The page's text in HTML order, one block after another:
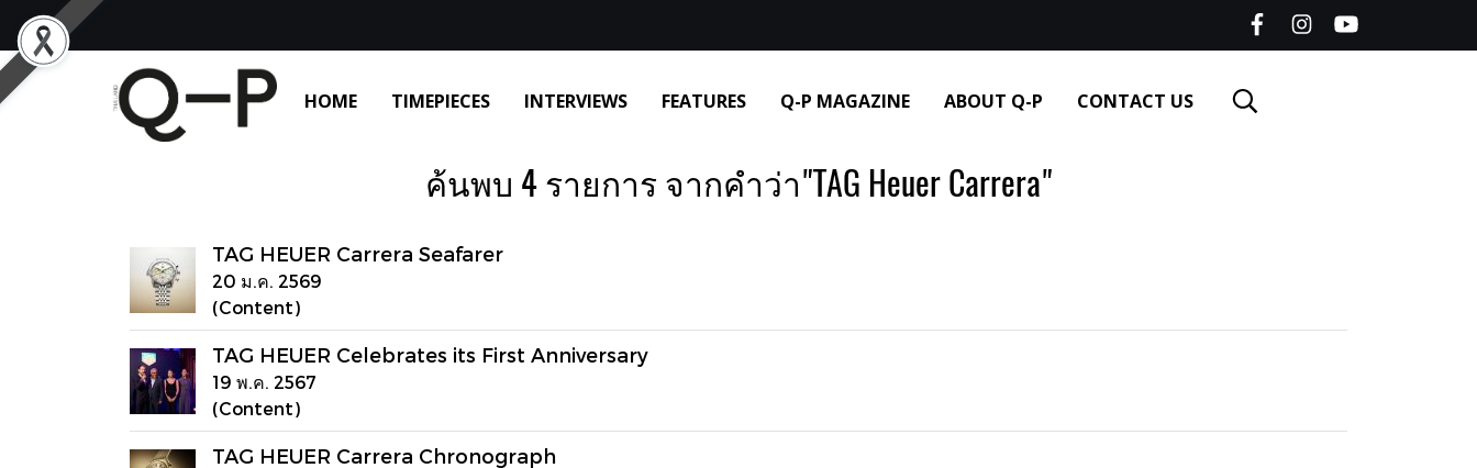
HOME TIMEPIECES INTERVIEWS FEATURES Q-P MAGAZINE ABOUT Q-P CONTACT US
ค้นพบ 4 รายการ จากคำว่า"TAG Heuer Carrera"
TAG HEUER Carrera Seafarer
20 ม.ค. 2569
(Content)
TAG HEUER Celebrates its First Anniversary
19 พ.ค. 2567
(Content)
TAG HEUER Carrera Chronograph